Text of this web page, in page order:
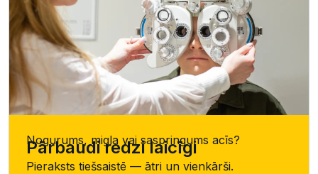
Nogurums, migla vai saspringums acīs?
Pārbaudi redzi laicīgi
Pieraksts tiešsaistē — ātri un vienkārši.